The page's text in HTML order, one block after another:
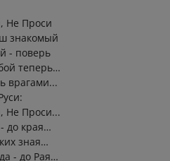
Не Проси
знакомый
- поверь
теперь…
врагами...
Не Проси...
до края…
зная…
- до Рая…